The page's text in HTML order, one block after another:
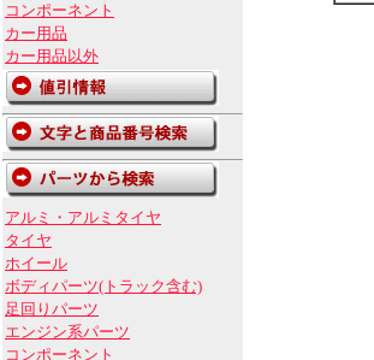
コンポーネント
カー用品
カー用品以外
アルミ・アルミタイヤ
タイヤ
ホイール
ボディパーツ(トラック含む)
足回りパーツ
エンジン系パーツ
コンポーネント